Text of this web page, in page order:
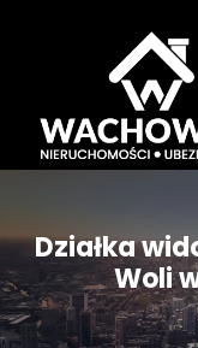
Działka
Woli